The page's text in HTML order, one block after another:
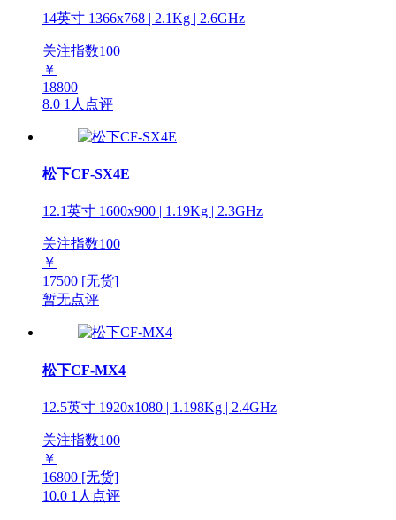
14英寸 1366x768 | 2.1Kg | 2.6GHz
关注指数100
￥
18800
8.0 1人点评
松下CF-SX4E
12.1英寸 1600x900 | 1.19Kg | 2.3GHz
关注指数100
￥
17500 [无货]
暂无点评
松下CF-MX4
12.5英寸 1920x1080 | 1.198Kg | 2.4GHz
关注指数100
￥
16800 [无货]
10.0 1人点评